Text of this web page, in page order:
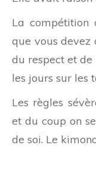
La compétition
que vous devez
du respect et de
les jours sur les
Les règles
et du coup on
de soi. Le